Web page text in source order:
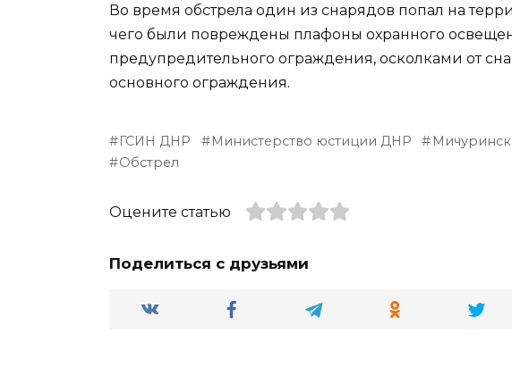
Во время обстрела один из снарядов попал на
чего были повреждены плафоны охранного
предупредительного ограждения, осколками от
основного ограждения.
ГСИН ДНР Министерство юстиции ДНР
Обстрел
Оцените статью
Поделиться с друзьями